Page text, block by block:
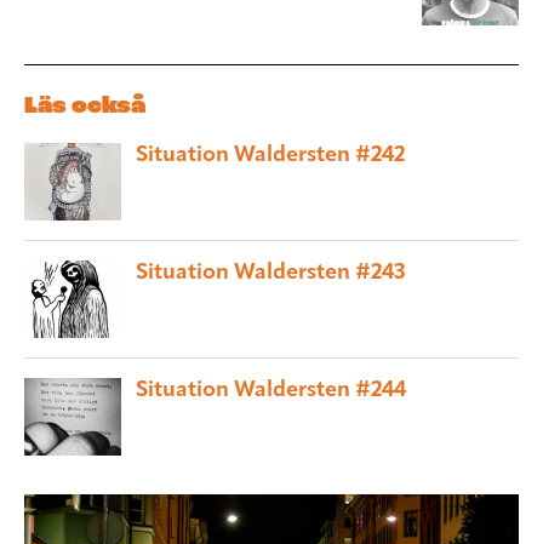
Läs också
Situation Waldersten #242
Situation Waldersten #243
Situation Waldersten #244